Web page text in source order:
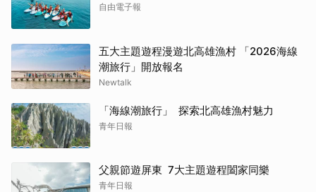
自由電子報
五大主題遊程漫遊北高雄漁村 「2026海線
潮旅行」開放報名
Newtalk
「海線潮旅行」 探索北高雄漁村魅力
青年日報
父親節遊屏東 7大主題遊程闔家同樂
青年日報